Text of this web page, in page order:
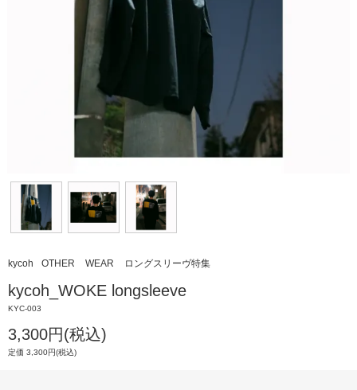
kycoh OTHER WEAR ロングスリーヴ特集
kycoh_WOKE longsleeve
KYC-003
3,300円(税込)
定価 3,300円(税込)